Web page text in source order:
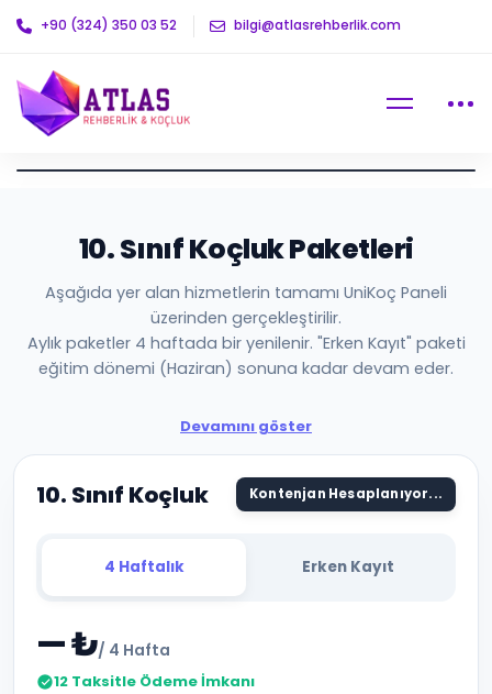
+90 (324) 350 03 52 bilgi@atlasrehberlik.com
10. Sınıf Koçluk Paketleri
Aşağıda yer alan hizmetlerin tamamı UniKoç Paneli
üzerinden gerçekleştirilir.
Aylık paketler 4 haftada bir yenilenir. "Erken Kayıt" paketi
eğitim dönemi (Haziran) sonuna kadar devam eder.
Devamını göster
10. Sınıf Koçluk Kontenjan Hesaplanıyor...
4 Haftalık Erken Kayıt
— ₺/ 4 Hafta
12 Taksitle Ödeme İmkanı